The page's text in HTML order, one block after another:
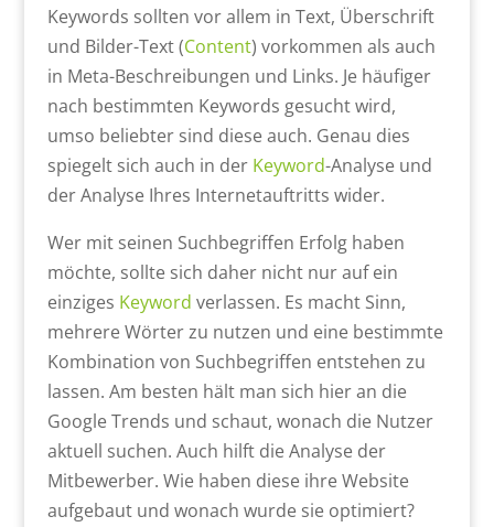
Keywords sollten vor allem in Text, Überschrift
und Bilder-Text (Content) vorkommen als auch
in Meta-Beschreibungen und Links. Je häufiger
nach bestimmten Keywords gesucht wird,
umso beliebter sind diese auch. Genau dies
spiegelt sich auch in der Keyword-Analyse und
der Analyse Ihres Internetauftritts wider.
Wer mit seinen Suchbegriffen Erfolg haben
möchte, sollte sich daher nicht nur auf ein
einziges Keyword verlassen. Es macht Sinn,
mehrere Wörter zu nutzen und eine bestimmte
Kombination von Suchbegriffen entstehen zu
lassen. Am besten hält man sich hier an die
Google Trends und schaut, wonach die Nutzer
aktuell suchen. Auch hilft die Analyse der
Mitbewerber. Wie haben diese ihre Website
aufgebaut und wonach wurde sie optimiert?